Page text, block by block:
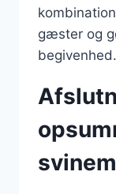
gæster og
begivenhed.